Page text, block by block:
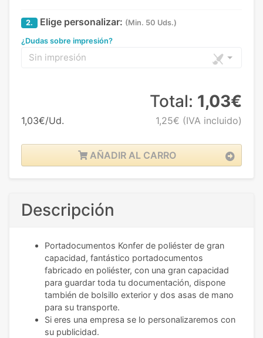
2. Elige personalizar: (Min. 50 Uds.)
¿Dudas sobre impresión?
Sin impresión
1,03€/Ud.
Total: 1,03€
1,25€ (IVA incluido)
AÑADIR AL CARRO
Descripción
Portadocumentos Konfer de poliéster de gran
capacidad, fantástico portadocumentos
fabricado en poliéster, con una gran capacidad
para guardar toda tu documentación, dispone
también de bolsillo exterior y dos asas de mano
para su transporte.
Si eres una empresa se lo personalizaremos con
su publicidad.